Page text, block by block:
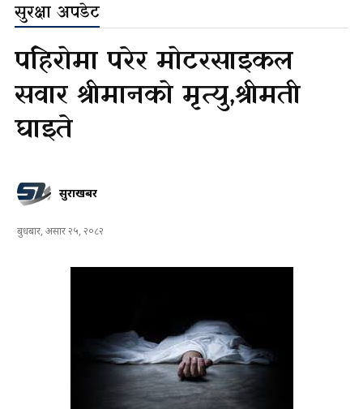
सुरक्षा अपडेट
पहिरोमा परेर मोटरसाइकल
सवार श्रीमानको मृत्यु,श्रीमती
घाइते
सुरक्षाखबर
बुधबार, असार २५, २०८२